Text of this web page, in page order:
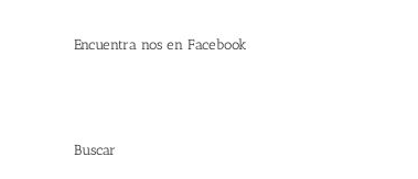
Encuentra nos en Facebook
Buscar